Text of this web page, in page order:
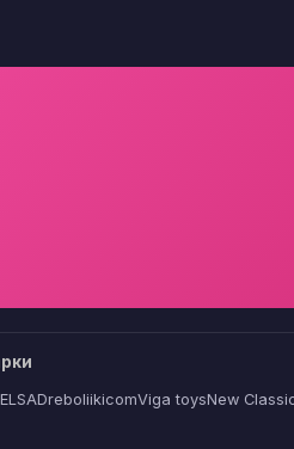
DreboliikicomViga toysNew